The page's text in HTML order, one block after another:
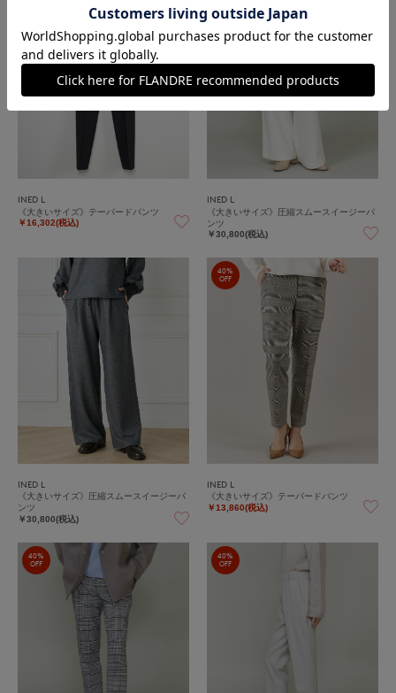
INED L
《大きいサイズ》テーパードパンツ
￥16,302(税込)
INED L
《大きいサイズ》圧縮スムースイージーパ
ンツ
￥30,800(税込)
INED L
《大きいサイズ》圧縮スムースイージーパ
ンツ
￥30,800(税込)
40%
OFF
INED L
《大きいサイズ》テーパードパンツ
￥13,860(税込)
40%
OFF
40%
OFF